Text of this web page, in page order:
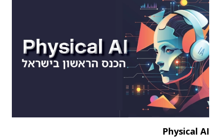
Physical AI